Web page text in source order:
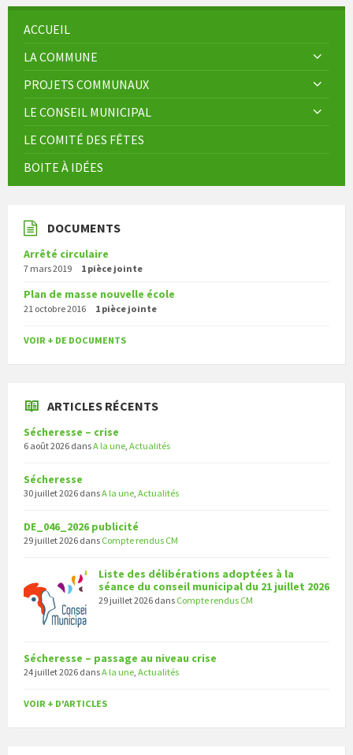
publications
ACCUEIL
LA COMMUNE
PROJETS COMMUNAUX
LE CONSEIL MUNICIPAL
LE COMITÉ DES FÊTES
BOITE À IDÉES
DOCUMENTS
Arrêté circulaire
7 mars 2019 1 pièce jointe
Plan de masse nouvelle école
21 octobre 2016 1 pièce jointe
VOIR + DE DOCUMENTS
ARTICLES RÉCENTS
Sécheresse – crise
6 août 2026 dansA la une, Actualités
Sécheresse
30 juillet 2026 dansA la une, Actualités
DE_046_2026 publicité
29 juillet 2026 dans Compte rendus CM
Liste des délibérations adoptées à la
séance du conseil municipal du 21 juillet 2026
29 juillet 2026 dans Compte rendus CM
Sécheresse – passage au niveau crise
24 juillet 2026 dansA la une, Actualités
VOIR + D'ARTICLES